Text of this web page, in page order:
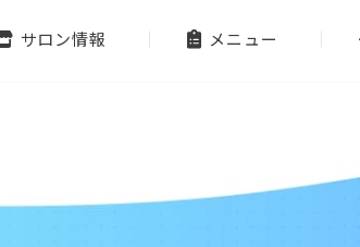
サロン情報 メニュー